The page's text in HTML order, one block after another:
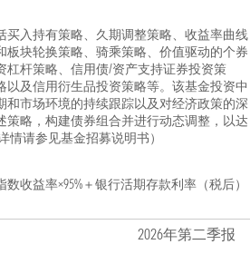
买入持有策略、久期调整策略、收益率曲线
板块轮换策略、骑乘策略、价值驱动的个券
杠杆策略、信用债/资产支持证券投资策
以及信用衍生品投资策略等。该基金投资中
和市场环境的持续跟踪以及对经济政策的深
策略，构建债券组合并进行动态调整，以达
情请参见基金招募说明书）
收益率×95%＋银行活期存款利率（税后）
2026年第二季报